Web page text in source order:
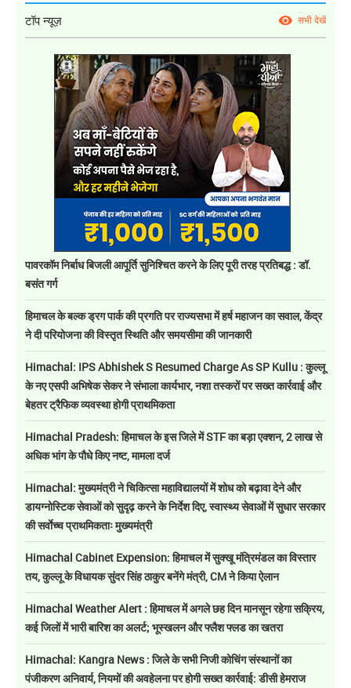
टॉप न्यूज़ सभी देखें
पावरकॉम निर्बाध बिजली आपूर्ति सुनिश्चित करने के लिए पूरी तरह प्रतिबद्ध : डॉ.
बसंत गर्ग
हिमाचल के बल्क ड्रग पार्क की प्रगति पर राज्यसभा में हर्ष महाजन का सवाल, केंद्र
ने दी परियोजना की विस्तृत स्थिति और समयसीमा की जानकारी
Himachal: IPS Abhishek S Resumed Charge As SP Kullu : कुल्लू
के नए एसपी अभिषेक सेकर ने संभाला कार्यभार, नशा तस्करों पर सख्त कार्रवाई और
बेहतर ट्रैफिक व्यवस्था होगी प्राथमिकता
Himachal Pradesh: हिमाचल के इस जिले में STF का बड़ा एक्शन, 2 लाख से
अधिक भांग के पौधे किए नष्ट, मामला दर्ज
Himachal: मुख्यमंत्री ने चिकित्सा महाविद्यालयों में शोध को बढ़ावा देने और
डायग्नोस्टिक सेवाओं को सुदृढ़ करने के निर्देश दिए, स्वास्थ्य सेवाओं में सुधार सरकार
की सर्वाेच्च प्राथमिकताः मुख्यमंत्री
Himachal Cabinet Expension: हिमाचल में सुक्खू मंत्रिमंडल का विस्तार
तय, कुल्लू के विधायक सुंदर सिंह ठाकुर बनेंगे मंत्री, CM ने किया ऐलान
Himachal Weather Alert : हिमाचल में अगले छह दिन मानसून रहेगा सक्रिय,
कई जिलों में भारी बारिश का अलर्ट; भूस्खलन और फ्लैश फ्लड का खतरा
Himachal: Kangra News : जिले के सभी निजी कोचिंग संस्थानों का
पंजीकरण अनिवार्य, नियमों की अवहेलना पर होगी सख्त कार्रवाई: डीसी हेमराज